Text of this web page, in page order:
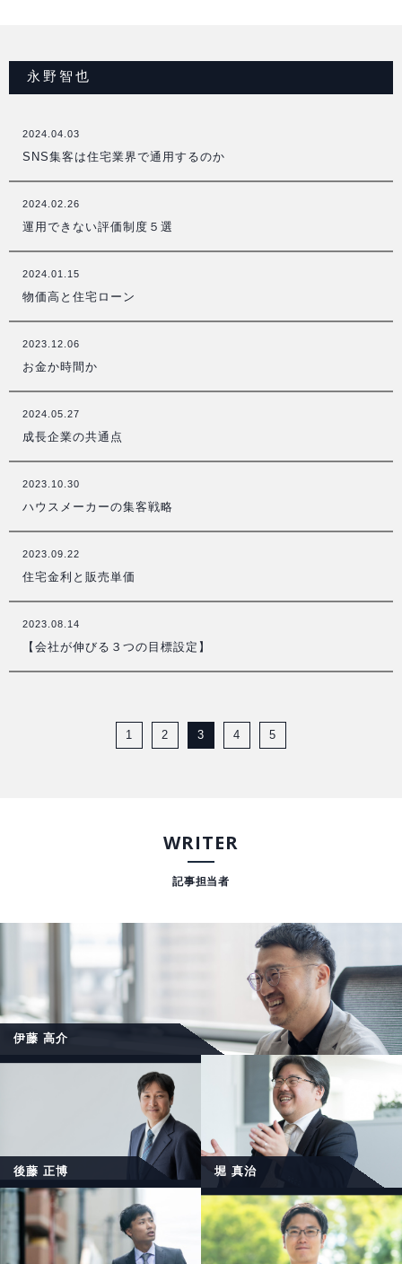
永野智也
2024.04.03
SNS集客は住宅業界で通用するのか
2024.02.26
運用できない評価制度５選
2024.01.15
物価高と住宅ローン
2023.12.06
お金か時間か
2024.05.27
成長企業の共通点
2023.10.30
ハウスメーカーの集客戦略
2023.09.22
住宅金利と販売単価
2023.08.14
【会社が伸びる３つの目標設定】
1 2 3 4 5
WRITER
伊藤 高介
後藤 正博 堀 真治